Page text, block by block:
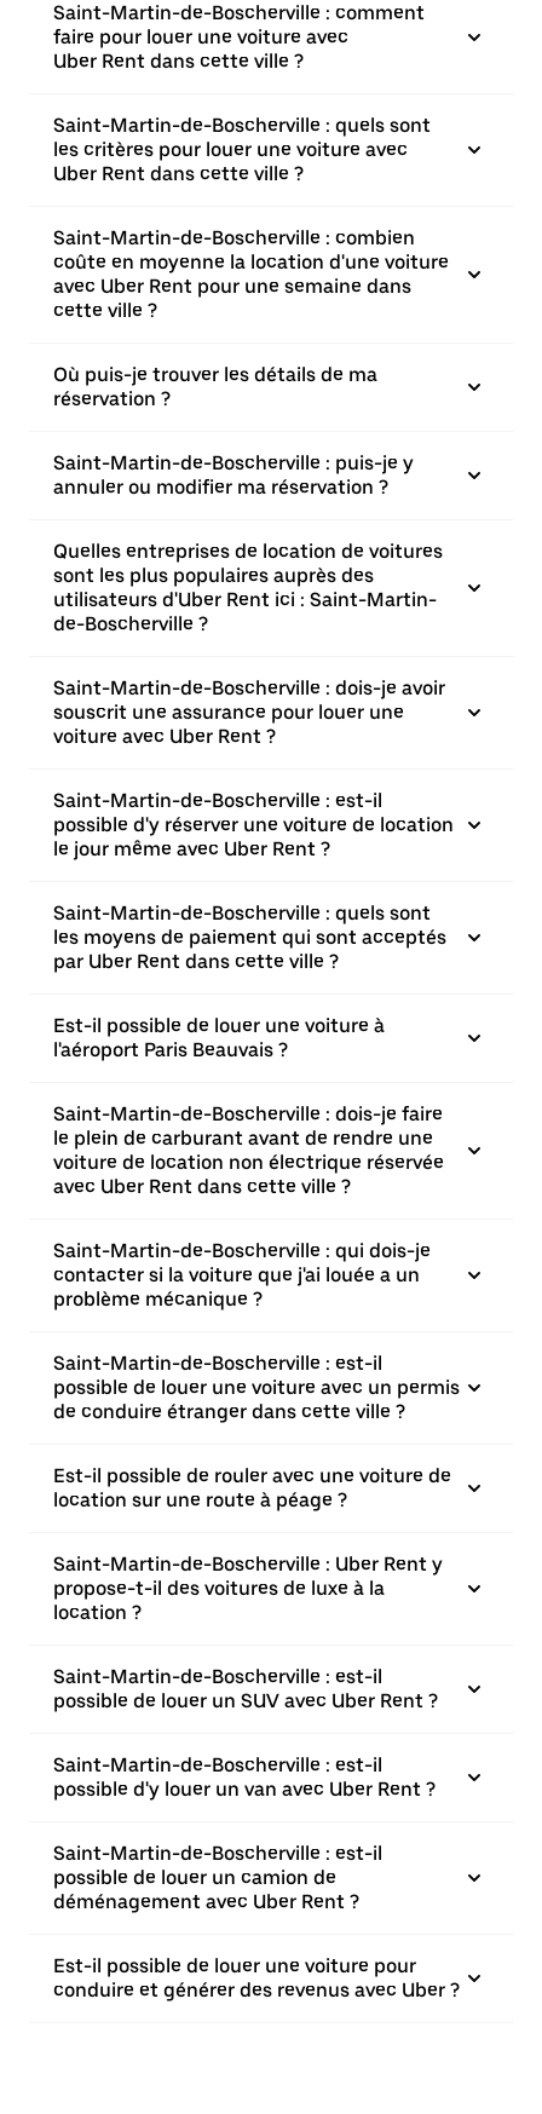
Saint-Martin-de-Boscherville : comment
faire pour louer une voiture avec
Uber Rent dans cette ville ?
Saint-Martin-de-Boscherville : quels sont
les critères pour louer une voiture avec
Uber Rent dans cette ville ?
Saint-Martin-de-Boscherville : combien
coûte en moyenne la location d'une voiture
avec Uber Rent pour une semaine dans
cette ville ?
Où puis-je trouver les détails de ma
réservation ?
Saint-Martin-de-Boscherville : puis-je y
annuler ou modifier ma réservation ?
Quelles entreprises de location de voitures
sont les plus populaires auprès des
utilisateurs d'Uber Rent ici : Saint-Martin-
de-Boscherville ?
Saint-Martin-de-Boscherville : dois-je avoir
souscrit une assurance pour louer une
voiture avec Uber Rent ?
Saint-Martin-de-Boscherville : est-il
possible d'y réserver une voiture de location
le jour même avec Uber Rent ?
Saint-Martin-de-Boscherville : quels sont
les moyens de paiement qui sont acceptés
par Uber Rent dans cette ville ?
Est-il possible de louer une voiture à
l'aéroport Paris Beauvais ?
Saint-Martin-de-Boscherville : dois-je faire
le plein de carburant avant de rendre une
voiture de location non électrique réservée
avec Uber Rent dans cette ville ?
Saint-Martin-de-Boscherville : qui dois-je
contacter si la voiture que j'ai louée a un
problème mécanique ?
Saint-Martin-de-Boscherville : est-il
possible de louer une voiture avec un permis
de conduire étranger dans cette ville ?
Est-il possible de rouler avec une voiture de
location sur une route à péage ?
Saint-Martin-de-Boscherville : Uber Rent y
propose-t-il des voitures de luxe à la
location ?
Saint-Martin-de-Boscherville : est-il
possible de louer un SUV avec Uber Rent ?
Saint-Martin-de-Boscherville : est-il
possible d'y louer un van avec Uber Rent ?
Saint-Martin-de-Boscherville : est-il
possible de louer un camion de
déménagement avec Uber Rent ?
Est-il possible de louer une voiture pour
conduire et générer des revenus avec Uber ?